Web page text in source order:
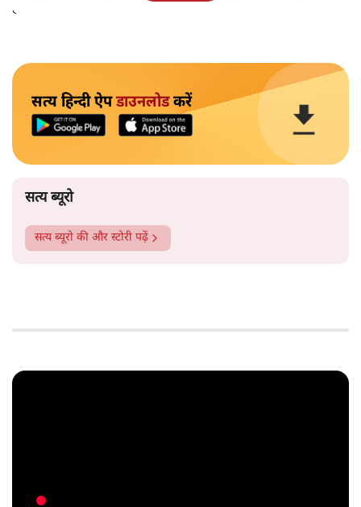
टावरों के बदले उन्हें नाममात्र का मुआवजा दिया जा रहा है।
सत्य हिन्दी ऐपडाउनलोडकरें
सत्य ब्यूरो
सत्य ब्यूरो की और स्टोरी पढ़ें